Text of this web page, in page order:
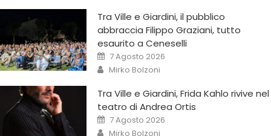
Tra Ville e Giardini, il pubblico
abbraccia Filippo Graziani, tutto
esaurito a Ceneselli
7 Agosto 2026
Mirko Bolzoni
Tra Ville e Giardini, Frida Kahlo rivive nel
teatro di Andrea Ortis
7 Agosto 2026
Mirko Bolzoni